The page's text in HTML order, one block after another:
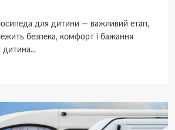
для дитини — важливий етап,
безпека, комфорт і бажання
дитина...